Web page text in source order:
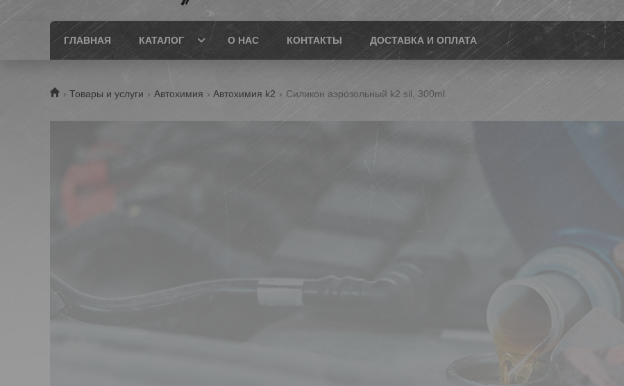
ГЛАВНАЯ КАТАЛОГ О НАС КОНТАКТЫ ДОСТАВКА И ОПЛАТА
Товары и услуги Автохимия Автохимия k2 Силикон аэрозольный k2 sil, 300ml